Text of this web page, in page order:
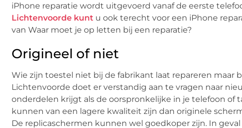
iPhone reparatie wordt uitgevoerd vanaf de eerste
Lichtenvoorde kunt u ook terecht voor een iPhone
van Waar moet je op letten bij een reparatie?
Origineel of niet
Wie zijn toestel niet bij de fabrikant laat repareren maar
Lichtenvoorde doet er verstandig aan te vragen naar
onderdelen krijgt als de oorspronkelijke in je telefoon of
kunnen van een lagere kwaliteit zijn dan originele
De replicaschermen kunnen wel goedkoper zijn. In